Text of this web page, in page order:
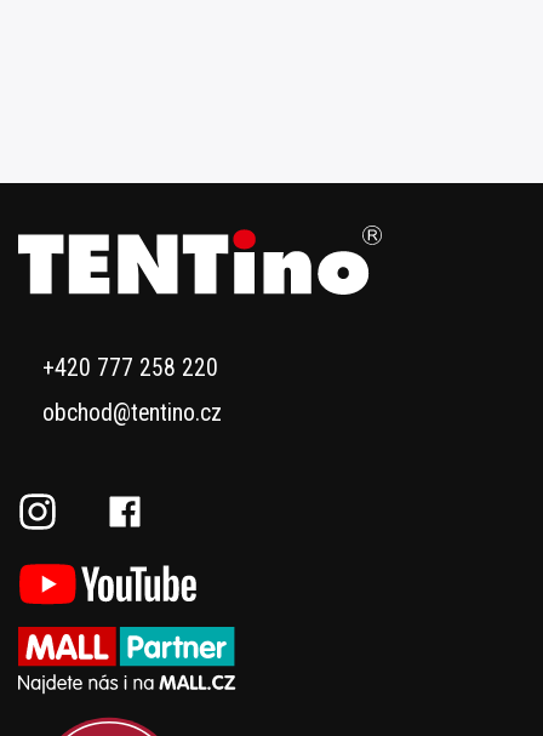
+420 777 258 220
obchod@tentino.cz